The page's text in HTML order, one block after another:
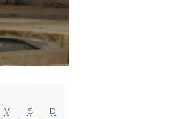
V S
D